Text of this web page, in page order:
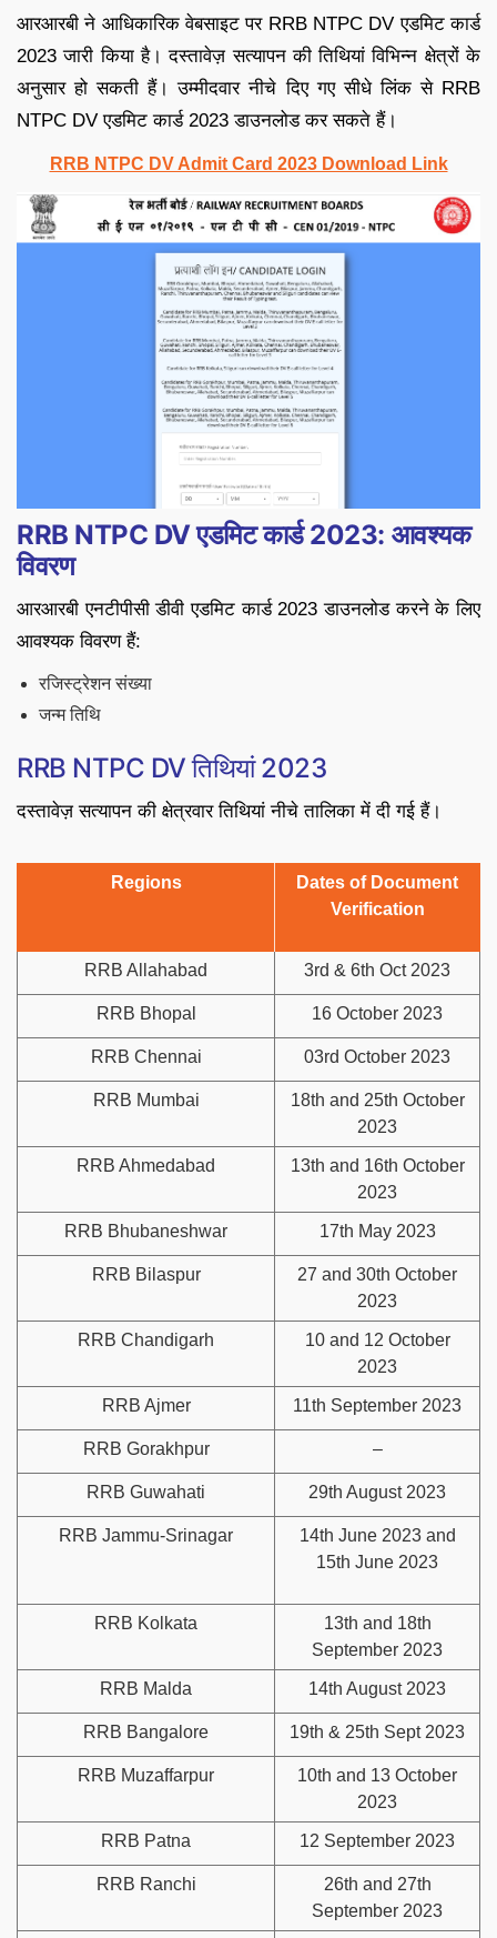
आरआरबी ने आधिकारिक वेबसाइट पर RRB NTPC DV एडमिट कार्ड
2023 जारी किया है। दस्तावेज़ सत्यापन की तिथियां विभिन्न क्षेत्रों के
अनुसार हो सकती हैं। उम्मीदवार नीचे दिए गए सीधे लिंक से RRB
NTPC DV एडमिट कार्ड 2023 डाउनलोड कर सकते हैं।
RRB NTPC DV Admit Card 2023 Download Link
RRB NTPC DV एडमिट कार्ड 2023: आवश्यक
विवरण
आरआरबी एनटीपीसी डीवी एडमिट कार्ड 2023 डाउनलोड करने के लिए
आवश्यक विवरण हैं:
रजिस्ट्रेशन संख्या
जन्म तिथि
RRB NTPC DV तिथियां 2023
दस्तावेज़ सत्यापन की क्षेत्रवार तिथियां नीचे तालिका में दी गई हैं।
Regions
Dates of Document
Verification
RRB Allahabad 3rd & 6th Oct 2023
RRB Bhopal 16 October 2023
RRB Chennai 03rd October 2023
RRB Mumbai
18th and 25th October
2023
RRB Ahmedabad
13th and 16th October
2023
RRB Bhubaneshwar 17th May 2023
RRB Bilaspur
27 and 30th October
2023
RRB Chandigarh
10 and 12 October
2023
RRB Ajmer 11th September 2023
RRB Gorakhpur –
RRB Guwahati 29th August 2023
RRB Jammu-Srinagar
14th June 2023 and
15th June 2023
RRB Kolkata
13th and 18th
September 2023
RRB Malda 14th August 2023
RRB Bangalore 19th & 25th Sept 2023
RRB Muzaffarpur
10th and 13 October
2023
RRB Patna 12 September 2023
RRB Ranchi
26th and 27th
September 2023